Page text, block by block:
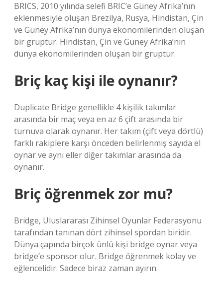
BRICS, 2010 yılında selefi BRIC’e Güney Afrika’nın
eklenmesiyle oluşan Brezilya, Rusya, Hindistan, Çin
ve Güney Afrika’nın dünya ekonomilerinden oluşan
bir gruptur. Hindistan, Çin ve Güney Afrika’nın
dünya ekonomilerinden oluşan bir gruptur.
Briç kaç kişi ile oynanır?
Duplicate Bridge genellikle 4 kişilik takımlar
arasında bir maç veya en az 6 çift arasında bir
turnuva olarak oynanır. Her takım (çift veya dörtlü)
farklı rakiplere karşı önceden belirlenmiş sayıda el
oynar ve aynı eller diğer takımlar arasında da
oynanır.
Briç öğrenmek zor mu?
Bridge, Uluslararası Zihinsel Oyunlar Federasyonu
tarafından tanınan dört zihinsel spordan biridir.
Dünya çapında birçok ünlü kişi bridge oynar veya
bridge’e sponsor olur. Bridge öğrenmek kolay ve
eğlencelidir. Sadece biraz zaman ayırın.